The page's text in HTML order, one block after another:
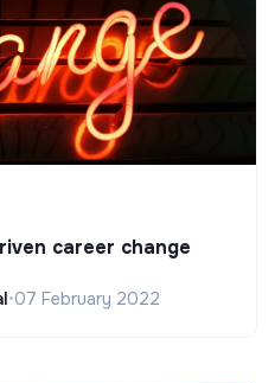
career change
•07 February 2022